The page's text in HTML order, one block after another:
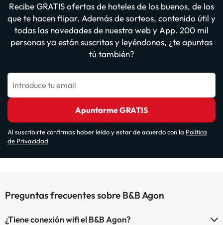
Recibe GRATIS ofertas de hoteles de los buenos, de los
que te hacen flipar. Además de sorteos, contenido útil y
todas las novedades de nuestra web y App. 200 mil
personas ya están suscritas y leyéndonos, ¿te apuntas
tú también?
Introduce tu email
Apuntarme GRATIS
Al suscribirte confirmas haber leído y estar de acuerdo con la Política
de Privacidad
Preguntas frecuentes sobre B&B Agon
¿Tiene conexión wifi el B&B Agon?